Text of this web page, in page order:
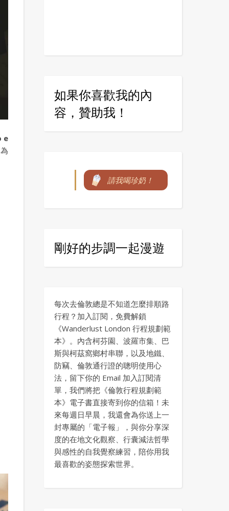
e
如果你喜歡我的內
容，贊助我！
請我喝珍奶！
剛好的步調一起漫遊
每次去倫敦總是不知道怎麼排順路
行程？加入訂閱，免費解鎖
《Wanderlust London 行程規劃範
本》。內含柯芬園、波羅市集、巴
斯與柯茲窩鄉村串聯，以及地鐵、
防竊、倫敦通行證的聰明使用心
法，留下你的 Email 加入訂閱清
單，我們將把《倫敦行程規劃範
本》電子書直接寄到你的信箱！未
來每週日早晨，我還會為你送上一
封專屬的「電子報」，與你分享深
度的在地文化觀察、行囊減法哲學
與感性的自我覺察練習，陪你用我
最喜歡的姿態探索世界。